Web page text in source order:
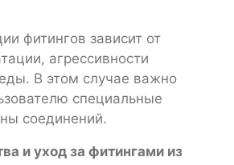
фитингов зависит от
агрессивности
В этом случае важно
специальные
соединений.
и уход за фитингами из